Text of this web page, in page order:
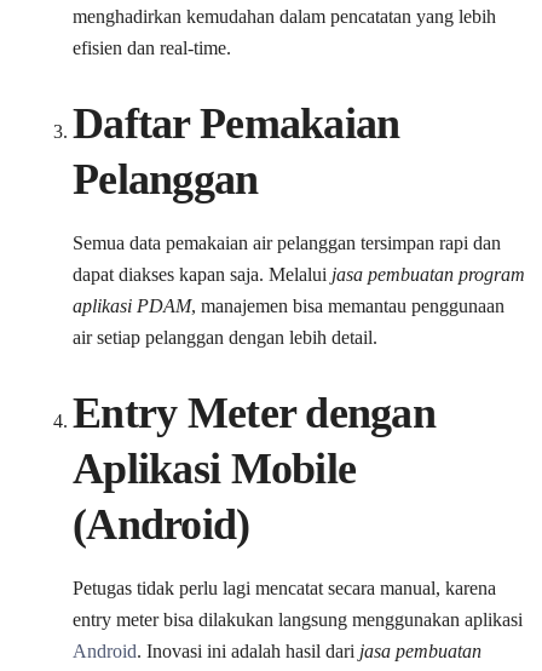
menghadirkan kemudahan dalam pencatatan yang lebih
efisien dan real-time.
Daftar Pemakaian
Pelanggan
Semua data pemakaian air pelanggan tersimpan rapi dan
dapat diakses kapan saja. Melalui jasa pembuatan program
aplikasi PDAM, manajemen bisa memantau penggunaan
air setiap pelanggan dengan lebih detail.
Entry Meter dengan
Aplikasi Mobile
(Android)
Petugas tidak perlu lagi mencatat secara manual, karena
entry meter bisa dilakukan langsung menggunakan aplikasi
Android. Inovasi ini adalah hasil dari jasa pembuatan